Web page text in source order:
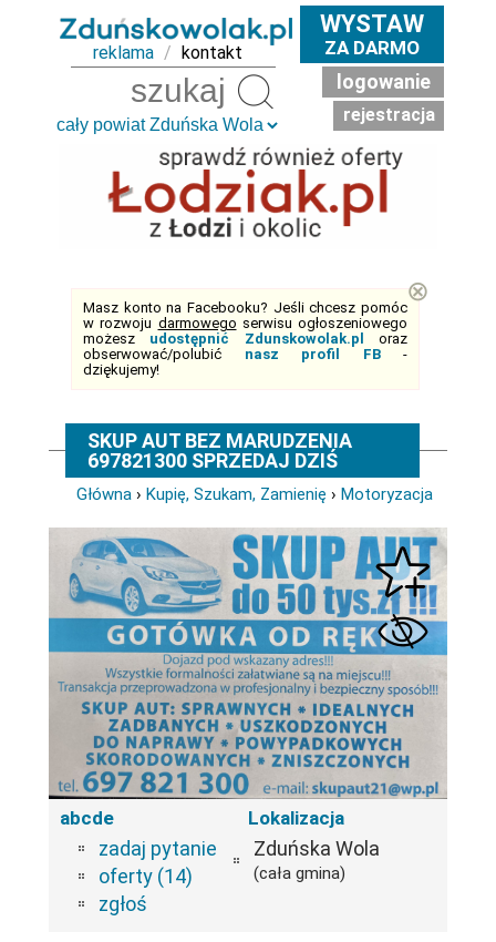
reklama / kontakt
WYSTAW
ZA DARMO
logowanie
rejestracja
Masz konto na Facebooku? Jeśli chcesz pomóc
w rozwoju darmowego serwisu ogłoszeniowego
możesz udostępnić Zdunskowolak.pl
oraz
obserwować/polubić nasz profil FB-
dziękujemy!
⊗
SKUP AUT BEZ MARUDZENIA
697821300 SPRZEDAJ DZIŚ
Główna › Kupię, Szukam, Zamienię › Motoryzacja
abcde
zadaj pytanie
oferty (14)
zgłoś
Lokalizacja
Zduńska Wola
(cała gmina)